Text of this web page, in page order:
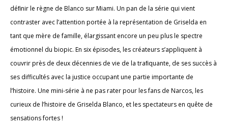
déﬁnir le règne de Blanco sur Miami. Un pan de la série qui vient
contraster avec l’attention portée à la représentation de Griselda en
tant que mère de famille, élargissant encore un peu plus le spectre
émotionnel du biopic. En six épisodes, les créateurs s’appliquent à
couvrir près de deux décennies de vie de la traﬁquante, de ses succès à
ses difficultés avec la justice occupant une partie importante de
l’histoire. Une mini-série à ne pas rater pour les fans de Narcos, les
curieux de l’histoire de Griselda Blanco, et les spectateurs en quête de
sensations fortes !